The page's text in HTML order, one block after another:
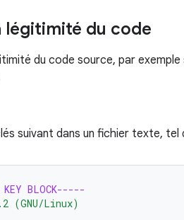
du code
du code source, par
suivant dans un fichier texte, tel
BLOCK-----
(GNU/Linux)